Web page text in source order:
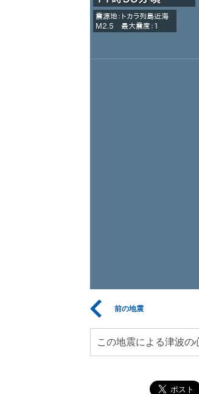
前の地震
この地震による津波の